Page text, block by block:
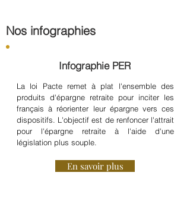
Nos infographies
Infographie PER
La loi Pacte remet à plat l'ensemble des
produits d'épargne retraite pour inciter les
français à réorienter leur épargne vers ces
dispositifs. L'objectif est de renfoncer l'attrait
pour l'épargne retraite à l'aide d'une
législation plus souple.
En savoir plus